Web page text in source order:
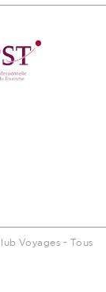
Voyages - Tous